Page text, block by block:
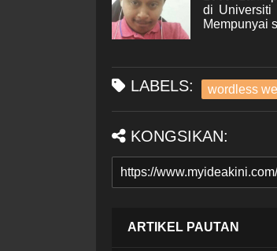
di Universiti
Mempunyai
LABELS: wordless
KONGSIKAN:
ARTIKEL PAUTAN